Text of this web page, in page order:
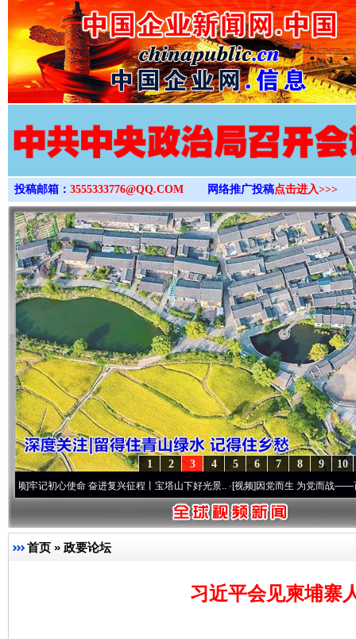
>
投稿邮箱： 3555333776@QQ.COM 网络推广投稿点击进入>>>
10
9
8
7
6
5
4
3
2
1
心使命 奋进复兴征程丨宝塔山下好光景..·[视频]因党而生 为党而战——百年“纪”事
首页 » 政要论坛
习近平会见柬埔寨